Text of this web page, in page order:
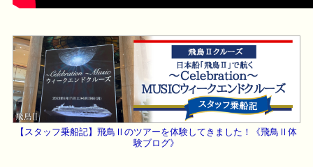
【スタッフ乗船記】飛鳥Ⅱのツアーを体験してきました！《飛鳥Ⅱ体
験ブログ》